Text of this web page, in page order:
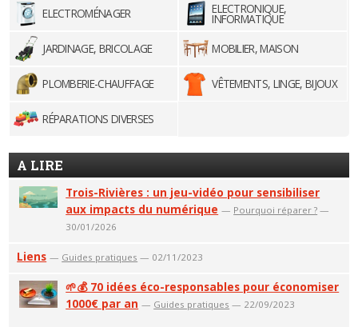
ELECTROMÉNAGER ELECTRONIQUE,
INFORMATIQUE
JARDINAGE, BRICOLAGE
MOBILIER, MAISON
PLOMBERIE-CHAUFFAGE VÊTEMENTS, LINGE, BIJOUX
RÉPARATIONS DIVERSES
A LIRE
Trois-Rivières : un jeu-vidéo pour sensibiliser
aux impacts du numérique — Pourquoi réparer ? —
30/01/2026
Liens — Guides pratiques — 02/11/2023
🌱💰 70 idées éco-responsables pour économiser
1000€ par an — Guides pratiques — 22/09/2023